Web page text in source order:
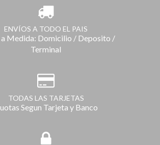
ENVÍOS A TODO EL PAIS
a Medida: Domicilio / Deposito /
Terminal
TODAS LAS TARJETAS
Segun Tarjeta y Banco